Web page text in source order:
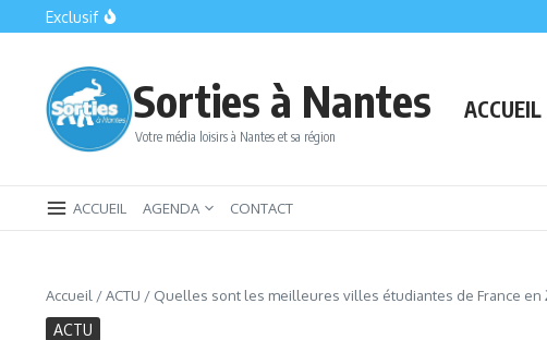
Aller au contenu
Exclusif
Bomb Squad Nantes : la sortie insolite qui met vos nerfs à l’épreuve
Sorties à Nantes
Votre média loisirs à Nantes et sa région
ACCUEIL
ACCUEIL AGENDA CONTACT
Accueil /ACTU / Quelles sont les meilleures villes étudiantes de France en
ACTU